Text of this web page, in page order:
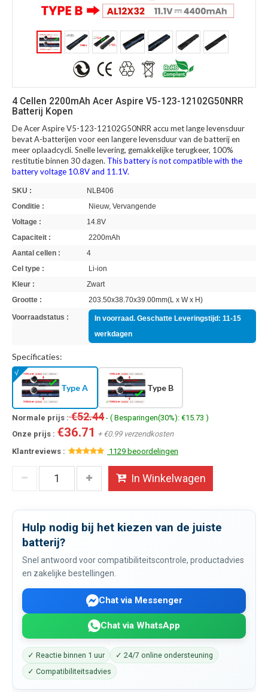
4 Cellen 2200mAh Acer Aspire V5-123-12102G50NRR
Batterij Kopen
De Acer Aspire V5-123-12102G50NRR accu met lange levensduur
bevat A-batterijen voor een langere levensduur van de batterij en
meer oplaadcycli. Snelle levering, gemakkelijke terugkeer, 100%
restitutie binnen 30 dagen. This battery is not compatible with the
battery voltage 10.8V and 11.1V.
SKU :
NLB406
Conditie :
Nieuw, Vervangende
Voltage :
14.8V
Capaciteit :
2200mAh
Aantal cellen :
4
Cel type :
Li-ion
Kleur :
Zwart
Grootte :
203.50x38.70x39.00mm(L x W x H)
Voorraadstatus :
In voorraad. Geschatte Leveringstijd: 11-15
werkdagen
Specificaties:
Type A Type B
Normale prijs :€52.44 - ( Besparingen(30%): €15.73 )
Onze prijs : €36.71 + €0.99 verzendkosten
Klantreviews :
1129 beoordelingen
In Winkelwagen
Hulp nodig bij het kiezen van de juiste
batterij?
Snel antwoord voor compatibiliteitscontrole, productadvies
en zakelijke bestellingen.
Chat via Messenger
Chat via WhatsApp
✓ Reactie binnen 1 uur
✓ 24/7 online ondersteuning
✓ Compatibiliteitsadvies